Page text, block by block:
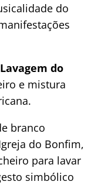
do
Lavagem do
e mistura
branco
do Bonfim,
para lavar
simbólico